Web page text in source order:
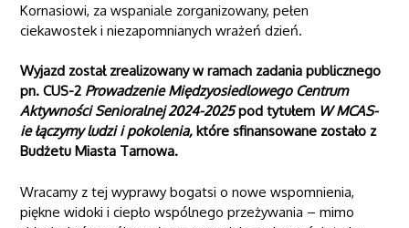
Kornasiowi, za wspaniale zorganizowany, pełen
ciekawostek i niezapomnianych wrażeń dzień.
Wyjazd został zrealizowany w ramach zadania publicznego
pn. CUS-2 Prowadzenie Międzyosiedlowego Centrum
Aktywności Senioralnej 2024-2025pod tytułem W MCAS-
ie łączymy ludzi i pokolenia,które sfinansowane zostało z
Budżetu Miasta Tarnowa.
Wracamy z tej wyprawy bogatsi o nowe wspomnienia,
piękne widoki i ciepło wspólnego przeżywania – mimo